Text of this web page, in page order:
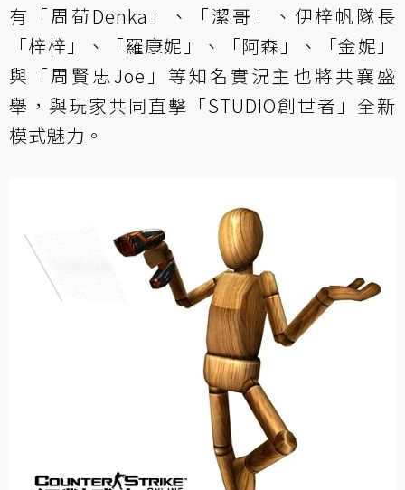
有「周荀Denka」、「潔哥」、伊梓帆隊長
「梓梓」、「羅康妮」、「阿森」、「金妮」
與「周賢忠Joe」等知名實況主也將共襄盛
舉，與玩家共同直擊「STUDIO創世者」全新
模式魅力。